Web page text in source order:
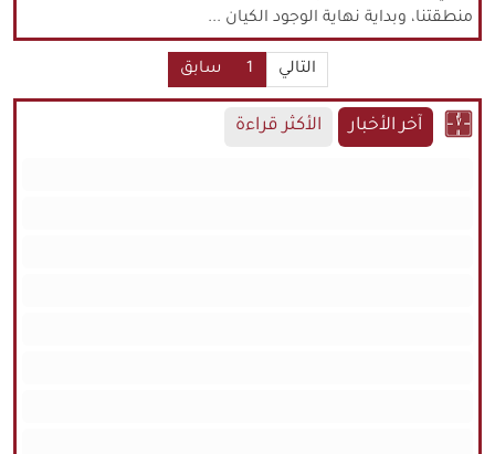
منطقتنا، وبداية نهاية الوجود الكيان ...
سابق 1 التالي
آخر الأخبار الأكثر قراءة